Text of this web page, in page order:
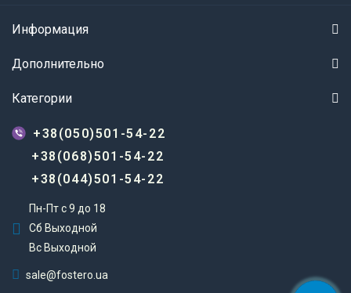
Информация
Дополнительно
Категории
+38(050)501-54-22
+38(068)501-54-22
+38(044)501-54-22
Пн-Пт с 9 до 18
Сб Выходной
Вс Выходной
sale@fostero.ua